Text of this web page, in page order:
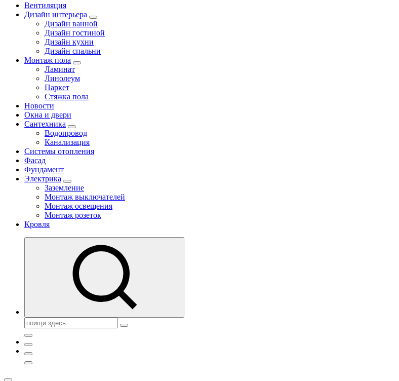
Вентиляция
Дизайн интерьера
Дизайн ванной
Дизайн гостиной
Дизайн кухни
Дизайн спальни
Монтаж пола
Ламинат
Линолеум
Паркет
Стяжка пола
Новости
Окна и двери
Сантехника
Водопровод
Канализация
Системы отопления
Фасад
Фундамент
Электрика
Заземление
Монтаж выключателей
Монтаж освещения
Монтаж розеток
Кровля
Поиск: